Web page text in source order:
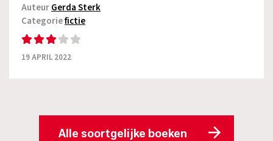
AuteurGerda Sterk
Categoriefictie
19 APRIL 2022
Alle soortgelijke boeken